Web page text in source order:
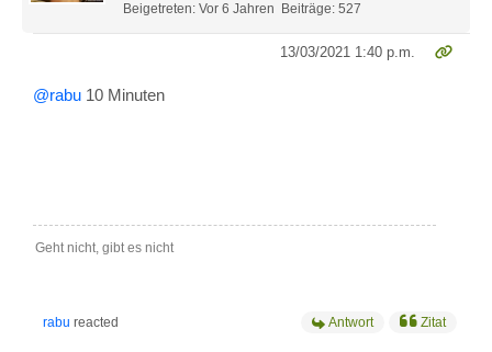
Beigetreten: Vor 6 Jahren
Beiträge: 527
13/03/2021 1:40 p.m.
@rabu 10 Minuten
Geht nicht, gibt es nicht
rabu reacted Antwort Zitat